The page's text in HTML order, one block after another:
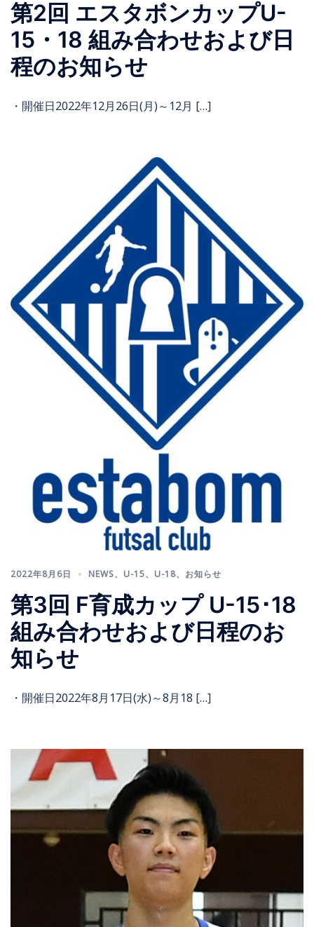
第2回 エスタボンカップU-
15・18 組み合わせおよび日
程のお知らせ
・開催日2022年12月26日(月)～12月 […]
2022年8月6日 NEWS、 U-15、 U-18、 お知らせ
第3回 F育成カップ U-15･18
組み合わせおよび日程のお
知らせ
・開催日2022年8月17日(水)～8月18 […]